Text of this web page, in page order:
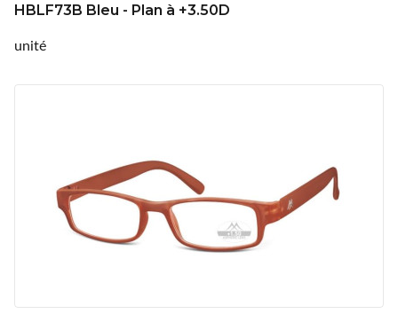
HBLF73B Bleu - Plan à +3.50D
unité